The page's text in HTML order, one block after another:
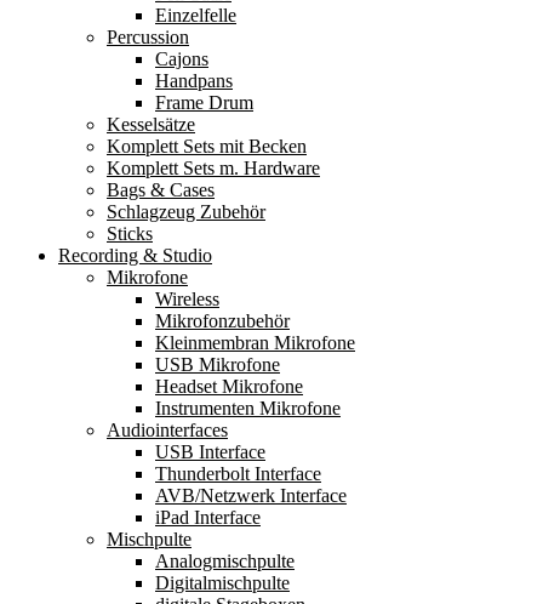
Einzelfelle
Percussion
Cajons
Handpans
Frame Drum
Kesselsätze
Komplett Sets mit Becken
Komplett Sets m. Hardware
Bags & Cases
Schlagzeug Zubehör
Sticks
Recording & Studio
Mikrofone
Wireless
Mikrofonzubehör
Kleinmembran Mikrofone
USB Mikrofone
Headset Mikrofone
Instrumenten Mikrofone
Audiointerfaces
USB Interface
Thunderbolt Interface
AVB/Netzwerk Interface
iPad Interface
Mischpulte
Analogmischpulte
Digitalmischpulte